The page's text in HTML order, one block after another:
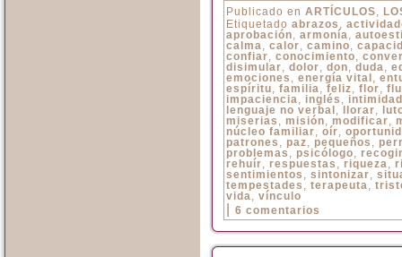
Publicado en ARTÍCULOS,
Etiquetado abrazos ,
aprobación, armonía,
calma, calor, camino,
confiar, conocimiento,
disimular, dolor, don, duda,
emociones , energía vital ,
espíritu, familia, feliz, flor,
impaciencia, inglés , intimidad
lenguaje no verbal , llorar,
miserias , misión, modificar,
núcleo familiar, oír,
patrones , paz, pequeños ,
problemas , psicólogo,
rehuír, respuestas , riqueza,
sentimientos , sintonizar,
tempestades , terapeuta,
vida, vínculo
6 comentarios